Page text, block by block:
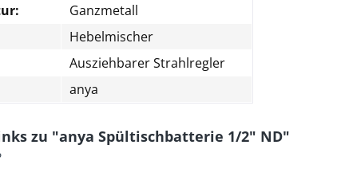
Ganzmetall
Hebelmischer
Ausziehbarer Strahlregler
anya
zu "anya Spültischbatterie 1/2" ND"